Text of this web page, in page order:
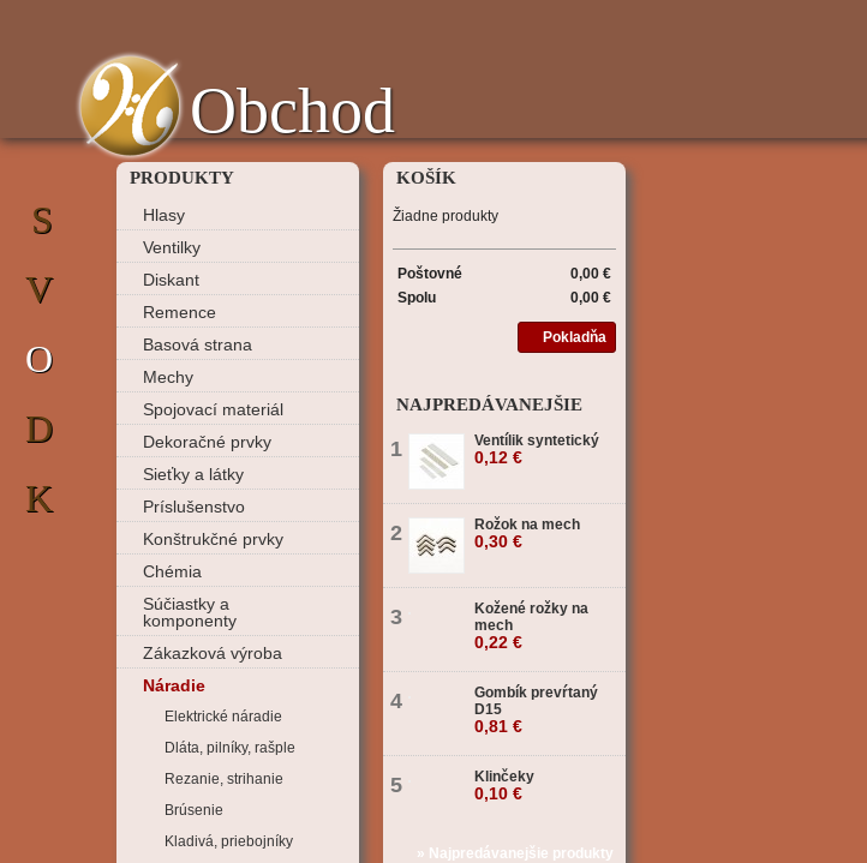
Obchod
PRODUKTY
Hlasy
Ventilky
Diskant
Remence
Basová strana
Mechy
Spojovací materiál
Dekoračné prvky
Sieťky a látky
Príslušenstvo
Konštrukčné prvky
Chémia
Súčiastky a
komponenty
Zákazková výroba
Náradie
Elektrické náradie
Dláta, pilníky, rašple
Rezanie, strihanie
Brúsenie
Kladivá, priebojníky
S
V
O
D
K
KOŠÍK
Žiadne produkty
0,00 €
Poštovné
0,00 €
Spolu
Pokladňa
NAJPREDÁVANEJŠIE
1 Ventílik syntetický
0,12 €
2 Rožok na mech
0,30 €
3
Kožené rožky na
mech
0,22 €
4
Gombík prevŕtaný
D15
0,81 €
5 Klinčeky
0,10 €
» Najpredávanejšie produkty